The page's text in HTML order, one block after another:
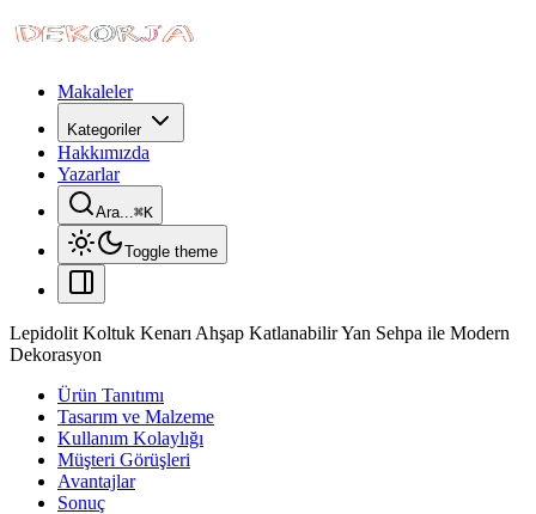
Makaleler
Kategoriler
Hakkımızda
Yazarlar
Ara...⌘K
Toggle theme
Lepidolit Koltuk Kenarı Ahşap Katlanabilir Yan Sehpa ile Modern
Dekorasyon
Ürün Tanıtımı
Tasarım ve Malzeme
Kullanım Kolaylığı
Müşteri Görüşleri
Avantajlar
Sonuç